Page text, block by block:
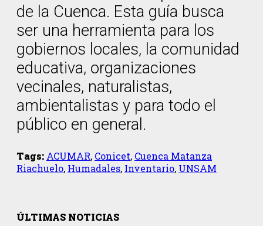
de la Cuenca. Esta guía busca
ser una herramienta para los
gobiernos locales, la comunidad
educativa, organizaciones
vecinales, naturalistas,
ambientalistas y para todo el
público en general.
Tags: ACUMAR, Conicet, Cuenca Matanza
Riachuelo, Humadales, Inventario, UNSAM
ÚLTIMAS NOTICIAS